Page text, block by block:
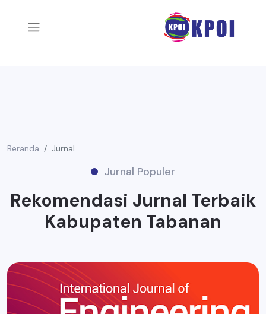
Beranda Jurnal
Jurnal Populer
Rekomendasi Jurnal Terbaik
Kabupaten Tabanan